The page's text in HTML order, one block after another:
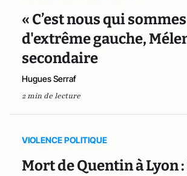
« C’est nous qui
d'extrême gauche,
secondaire
Hugues Serraf
2 min de lecture
VIOLENCE POLITIQUE
Mort de Quentin à Lyon